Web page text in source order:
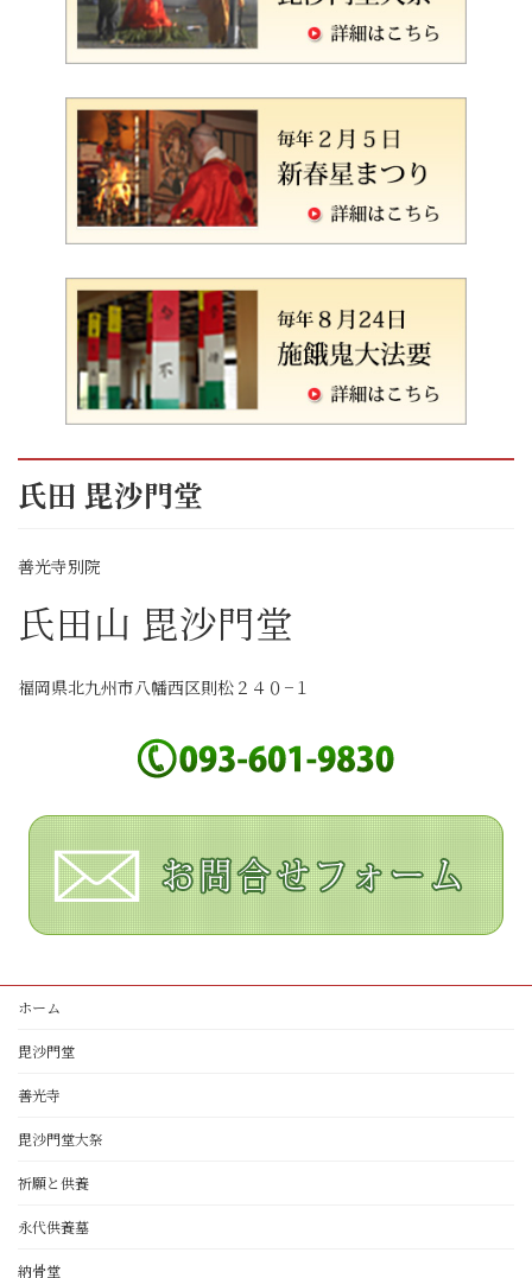
氏田 毘沙門堂
善光寺別院
氏田山 毘沙門堂
福岡県北九州市八幡西区則松２４０−１
ホーム
毘沙門堂
善光寺
毘沙門堂大祭
祈願と供養
永代供養墓
納骨堂